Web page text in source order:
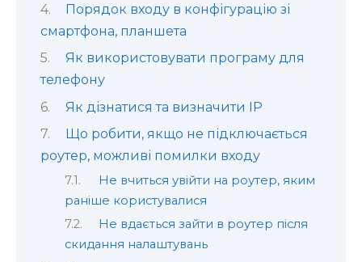
Порядок входу в конфігурацію зі
смартфона, планшета
Як використовувати програму для
телефону
Як дізнатися та визначити IP
Що робити, якщо не підключається
роутер, можливі помилки входу
Не вчиться увійти на роутер, яким
раніше користувалися
Не вдається зайти в роутер після
скидання налаштувань